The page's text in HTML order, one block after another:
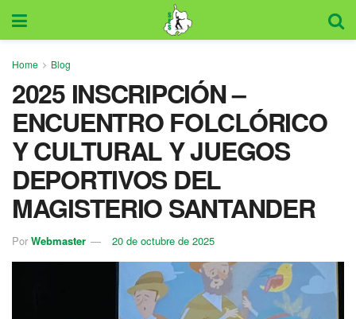
Home Blog
2025 INSCRIPCIÓN –
ENCUENTRO FOLCLÓRICO
Y CULTURAL Y JUEGOS
DEPORTIVOS DEL
MAGISTERIO SANTANDER
Por Webmaster 20 de octubre de 2025